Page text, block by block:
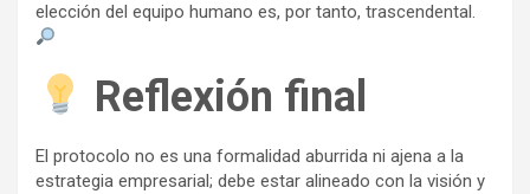
elección del equipo humano es, por tanto, trascendental.
Reflexión final
El protocolo no es una formalidad aburrida ni ajena a la
estrategia empresarial; debe estar alineado con la visión y